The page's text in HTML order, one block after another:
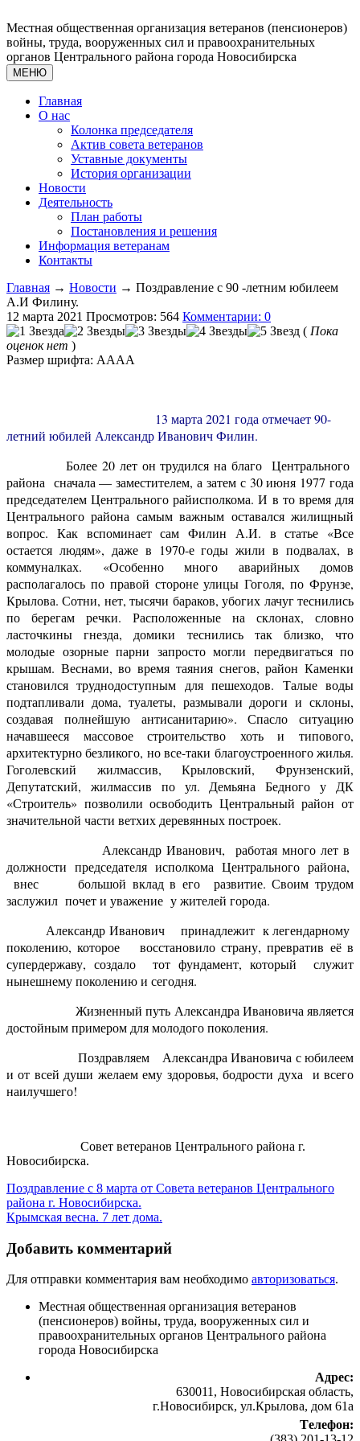
Местная общественная организация ветеранов (пенсионеров)
войны, труда, вооруженных сил и правоохранительных
органов Центрального района города Новосибирска
МЕНЮ
Главная
О нас
Колонка председателя
Актив совета ветеранов
Уставные документы
История организации
Новости
Деятельность
План работы
Постановления и решения
Информация ветеранам
Контакты
Главная → Новости → Поздравление с 90 -летним юбилеем
А.И Филину.
12 марта 2021 Просмотров: 564 Комментарии: 0
( Пока
оценок нет )
Размер шрифта: AAAA
13 марта 2021 года отмечает 90-
летний юбилей Александр ИвановичФилин.
Более 20 лет он трудился на благо Центрального
района сначала — заместителем, а затем с 30 июня 1977 года
председателем Центрального райисполкома. И в то время для
Центрального района самым важным оставался жилищный
вопрос. Как вспоминает сам Филин А.И. в статье «Все
остается людям», даже в 1970-е годы жили в подвалах, в
коммуналках. «Особенно много аварийных домов
располагалось по правой стороне улицы Гоголя, по Фрунзе,
Крылова. Сотни, нет, тысячи бараков, убогих лачуг теснились
по берегам речки. Расположенные на склонах, словно
ласточкины гнезда, домики теснились так близко, что
молодые озорные парни запросто могли передвигаться по
крышам. Веснами, во время таяния снегов, район Каменки
становился труднодоступным для пешеходов. Талые воды
подтапливали дома, туалеты, размывали дороги и склоны,
создавая полнейшую антисанитарию». Спасло ситуацию
начавшееся массовое строительство хоть и типового,
архитектурно безликого, но все-таки благоустроенного жилья.
Гоголевский жилмассив, Крыловский, Фрунзенский,
Депутатский, жилмассив по ул. Демьяна Бедного у ДК
«Строитель» позволили освободить Центральный район от
значительной части ветхих деревянных построек.
Александр Иванович, работая много лет в
должности председателя исполкома Центрального района,
внес большой вклад в его развитие. Своим трудом
заслужил почет и уважение у жителей города.
Александр Иванович принадлежит к легендарному
поколению, которое восстановило страну, превратив её в
супердержаву, создало тот фундамент, который служит
нынешнему поколению и сегодня.
Жизненный путь Александра Ивановича является
достойным примером для молодого поколения.
Поздравляем Александра Ивановича с юбилеем
и от всей души желаем ему здоровья, бодрости духа и всего
наилучшего!
Совет ветеранов Центрального района г.
Новосибирска.
Поздравление с 8 марта от Совета ветеранов Центрального
района г. Новосибирска.
Крымская весна. 7 лет дома.
Добавить комментарий
Для отправки комментария вам необходимо авторизоваться.
Местная общественная организация ветеранов
(пенсионеров) войны, труда, вооруженных сил и
правоохранительных органов Центрального района
города Новосибирска
Адрес:
630011, Новосибирская область,
г.Новосибирск, ул.Крылова, дом 61а
Tелефон: